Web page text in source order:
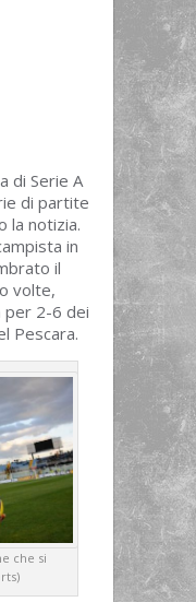
di Serie A
di partite
la notizia.
in
il
volte,
per 2-6 dei
Pescara.
che si